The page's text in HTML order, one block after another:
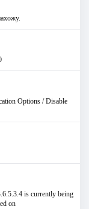
Options / Disable
is currently being
on